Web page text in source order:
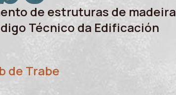
de estruturas de madeira
Técnico da Edificación
de Trabe